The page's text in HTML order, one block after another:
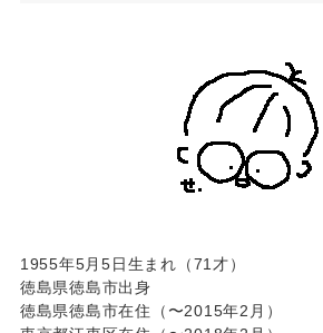
1955年5月5日生まれ（71才）
徳島県徳島市出身
徳島県徳島市在住（〜2015年2月）